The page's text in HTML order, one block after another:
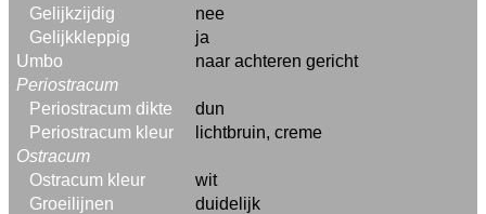
Gelijkzijdig
nee
Gelijkkleppig
ja
Umbo
naar achteren gericht
Periostracum
Periostracum dikte
dun
Periostracum kleur
lichtbruin, creme
Ostracum
Ostracum kleur
wit
Groeilijnen
duidelijk